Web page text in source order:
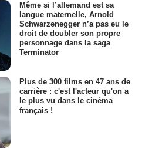
Même si l’allemand est sa
langue maternelle, Arnold
Schwarzenegger n’a pas eu le
droit de doubler son propre
personnage dans la saga
Terminator
Plus de 300 films en 47 ans de
carrière : c'est l'acteur qu'on a
le plus vu dans le cinéma
français !